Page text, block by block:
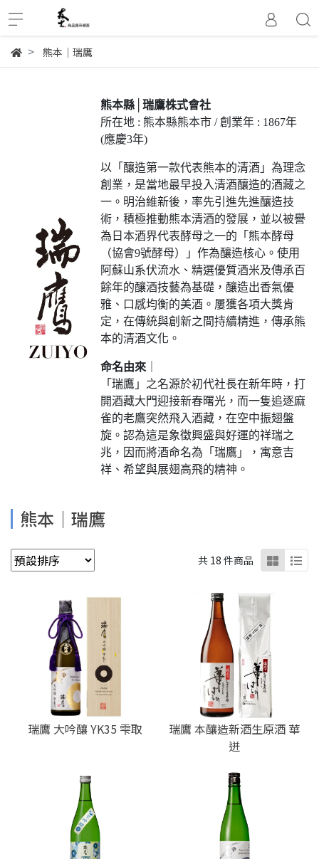
熊本│瑞鷹
熊本縣│瑞鷹株式會社
所在地 : 熊本縣熊本市 / 創業年 : 1867年
(應慶3年)
以「釀造第一款代表熊本的清酒」為理念
創業，是當地最早投入清酒釀造的酒藏之
一。明治維新後，率先引進先進釀造技
術，積極推動熊本清酒的發展，並以被譽
為日本酒界代表酵母之一的「熊本酵母
（協會9號酵母）」作為釀造核心。使用
阿蘇山系伏流水、精選優質酒米及傳承百
餘年的釀酒技藝為基礎，釀造出香氣優
雅、口感均衡的美酒。屢獲各項大獎肯
定，在傳統與創新之間持續精進，傳承熊
本的清酒文化。
命名由來
「瑞鷹」之名源於初代社長在新年時，打
開酒藏大門迎接新春曙光，而一隻追逐麻
雀的老鷹突然飛入酒藏，在空中振翅盤
旋。認為這是象徵興盛與好運的祥瑞之
兆，因而將酒命名為「瑞鷹」，寓意吉
祥、希望與展翅高飛的精神。
熊本│瑞鷹
共 18 件商品
瑞鷹 大吟釀 YK35 雫取
瑞鷹 本釀造新酒生原酒 華
迸